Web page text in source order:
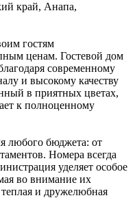
край, Анапа,
гостям
ценам. Гостевой дом
современному
и высокому качеству
в приятных цветах,
к полноценному
любого бюджета: от
Номера всегда
уделяет особое
во внимание их
и дружелюбная